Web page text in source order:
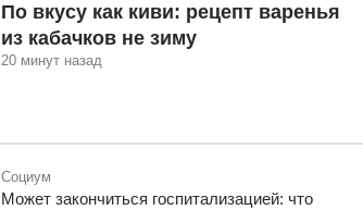
По вкусу как киви: рецепт варенья
из кабачков не зиму
20 минут назад
Социум
Может закончиться госпитализацией: что